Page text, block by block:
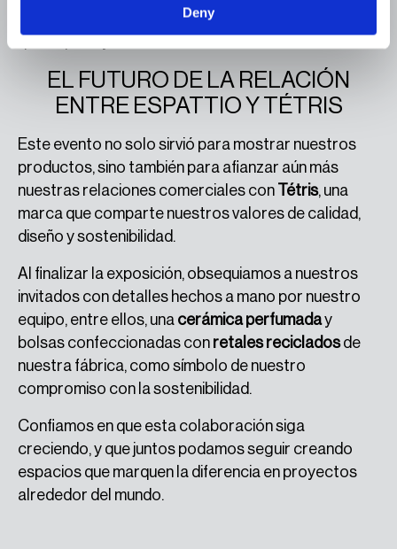
Deny
Tétris: crear espacios únicos
EL FUTURO DE LA RELACIÓN
ENTRE ESPATTIO Y TÉTRIS
Este evento no solo sirvió para mostrar nuestros
productos, sino también para afianzar aún más
nuestras relaciones comerciales con Tétris, una
marca que comparte nuestros valores de calidad,
diseño y sostenibilidad.
Al finalizar la exposición, obsequiamos a nuestros
invitados con detalles hechos a mano por nuestro
equipo, entre ellos, una cerámica perfumaday
bolsas confeccionadas con retales recicladosde
nuestra fábrica, como símbolo de nuestro
compromiso con la sostenibilidad.
Confiamos en que esta colaboración siga
creciendo, y que juntos podamos seguir creando
espacios que marquen la diferencia en proyectos
alrededor del mundo.